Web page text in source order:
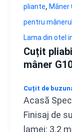
pliante, Mâner
pentru
Lama din otel
Cuțit
mâner
Cuțit de
Acasă
Finisaj de
lamei: 3.2